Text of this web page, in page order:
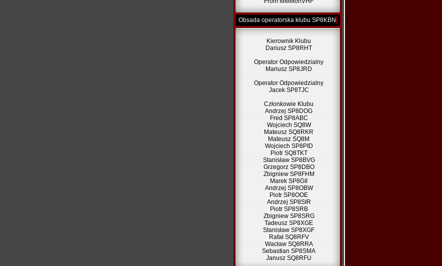
Obsada operatorska klubu SP8KBN
Kierownik Klubu
Dariusz SP8RHT
Operator Odpowiedzialny
Mariusz SP8JRD
Operator Odpowiedzialny
Jacek SP8TJC
Członkowie Klubu
Andrzej SP8DOG
Fred SP8ABC
Wojciech SQ8W
Mateusz SQ8RKR
Mateusz SQ8M
Wojciech SP8PID
Piotr SQ8TKT
Stanisław SP8BVG
Grzegorz SP8DBO
Zbigniew SP8FHM
Marek SP8GII
Andrzej SP8OBW
Piotr SP8OOE
Andrzej SP8SIR
Piotr SP8SRB
Zbigniew SP8SRG
Tadeusz SP8XGE
Stanisław SP8XGF
Rafał SQ8RFV
Wacław SQ8RRA
Sebastian SP8SMA
Janusz SQ8RFU